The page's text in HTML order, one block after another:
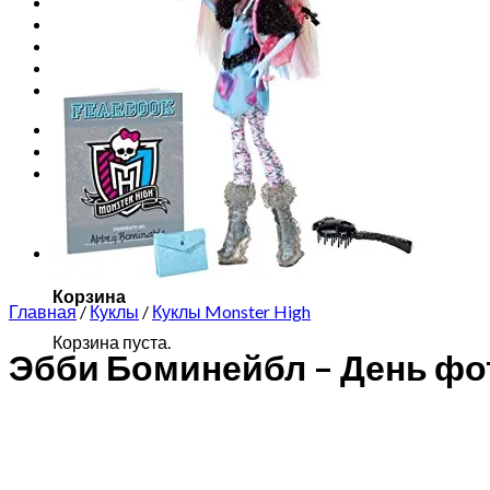
Куклы Monster High
Обучение езде на моноколесе
Контакты
Вход
Корзина /0₽0
Корзина пуста.
Корзина
Корзина пуста.
Главная / Куклы / Куклы Monster High
Эбби Боминейбл – День